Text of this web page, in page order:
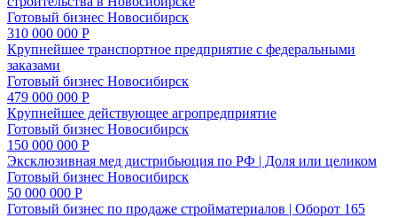
Готовый бизнес Новосибирск
310 000 000 Р
Крупнейшее транспортное предприятие с федеральными
заказами
Готовый бизнес Новосибирск
479 000 000 Р
Крупнейшее действующее агропредприятие
Готовый бизнес Новосибирск
150 000 000 Р
Эксклюзивная мед дистрибьюция по РФ | Доля или целиком
Готовый бизнес Новосибирск
50 000 000 Р
Готовый бизнес по продаже стройматериалов | Оборот 165